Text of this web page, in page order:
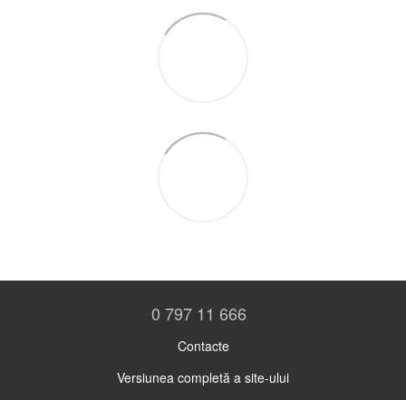
0 797 11 666
Contacte
Versiunea completă a site-ului